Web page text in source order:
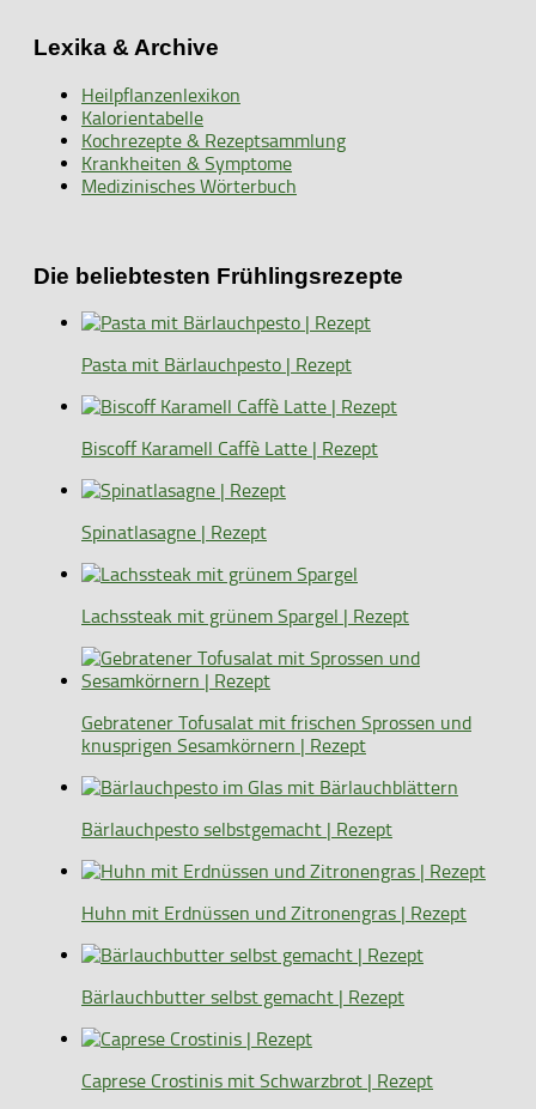
Lexika & Archive
Heilpflanzenlexikon
Kalorientabelle
Kochrezepte & Rezeptsammlung
Krankheiten & Symptome
Medizinisches Wörterbuch
Die beliebtesten Frühlingsrezepte
Pasta mit Bärlauchpesto | Rezept
Biscoff Karamell Caffè Latte | Rezept
Spinatlasagne | Rezept
Lachssteak mit grünem Spargel | Rezept
Gebratener Tofusalat mit frischen Sprossen und
knusprigen Sesamkörnern | Rezept
Bärlauchpesto selbstgemacht | Rezept
Huhn mit Erdnüssen und Zitronengras | Rezept
Bärlauchbutter selbst gemacht | Rezept
Caprese Crostinis mit Schwarzbrot | Rezept